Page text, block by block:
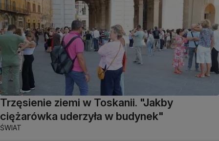
Trzęsienie ziemi w Toskanii. "Jakby
ciężarówka uderzyła w budynek"
ŚWIAT